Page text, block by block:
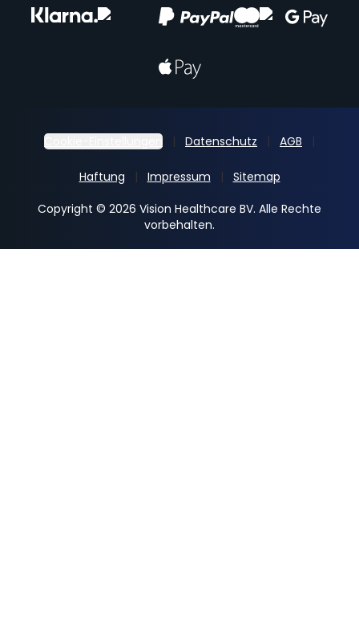
Cookie-Einstellungen Datenschutz AGB
Haftung Impressum
Sitemap
Copyright © 2026 Vision Healthcare BV. Alle Rechte
vorbehalten.